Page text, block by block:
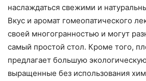
наслаждаться свежими и
Вкус и аромат гомеопатического
своей многогранностью и могут
самый простой стол. Кроме того,
предлагает большую
выращенные без использования